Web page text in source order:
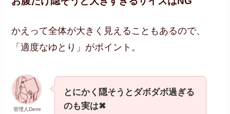
かえって全体が大きく見えることもあるので、
「適度なゆとり」がポイント。
管理人Demi
とにかく隠そうとダボダボ過ぎる
のも実は✖